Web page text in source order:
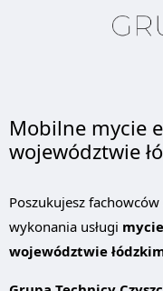
Mobilne mycie
województwie
Poszukujesz
wykonania usługi
województwie